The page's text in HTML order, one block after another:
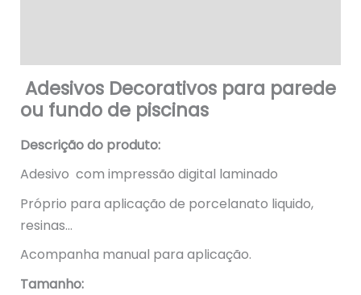
Adesivos Decorativos para parede
ou fundo de piscinas
Descrição do produto:
Adesivo com impressão digital laminado
Próprio para aplicação de porcelanato liquido,
resinas…
Acompanha manual para aplicação.
Tamanho: